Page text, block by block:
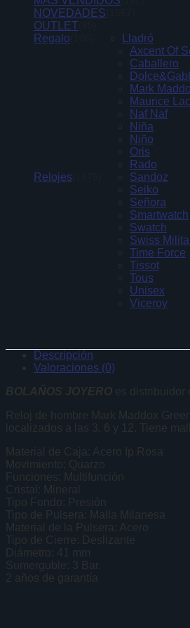
NOVEDADES
OUTLET
Regalo Lladró
Relojes
Axcent Of
Caballero
Mark
Maurice
Naf Naf
Niña
Niño
Oris
Rado
Sandoz
Seiko
Señora
Smartwatch
Swatch
Swiss
Time Force
Tissot
Tous
Unisex
Viceroy
Descripción
Valoraciones (0)
BOLAÑOS JOYERO es distribuidor
Reloj de hombre Mark Maddox
localizados a las 3, 6 y 12. Tiene
Material de Caja: Acero Ip Rosa
Movimiento: Quarzo
Funciones: Multifunción
Cristal: Mineral
Tipo Fondo: Presión
Tipo de Pulsera: Malla Milanesa
Material de la Pulsera: Acero
Tipo de Cierre: Deslizante
Diámetro: 41 mm
Sumerguble: 3 Bar.
2 años de garantía